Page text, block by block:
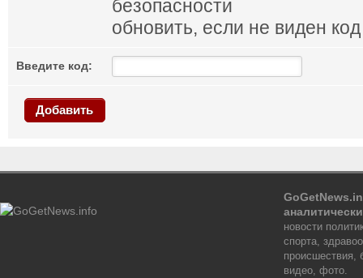
обновить, если не виден код
Введите код:
Добавить
новости
спорта,
происшествия,
видео, фото.